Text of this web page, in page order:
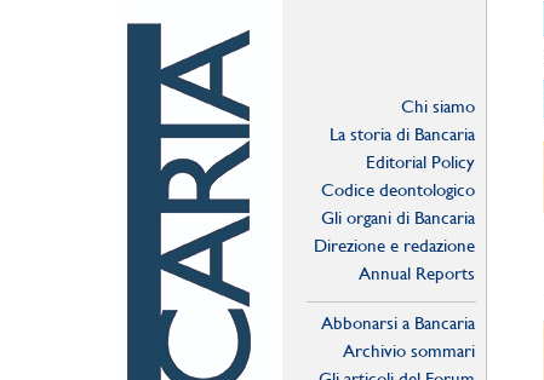
Chi siamo
La storia di Bancaria
Editorial Policy
Codice deontologico
Gli organi di Bancaria
Direzione e redazione
Annual Reports
Abbonarsi a Bancaria
Archivio sommari